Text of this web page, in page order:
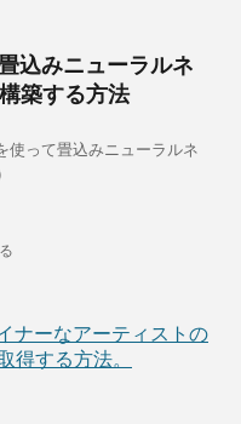
込みニューラルネ
築する方法
使って畳込みニューラルネ
ナーなアーティストの
得する方法。